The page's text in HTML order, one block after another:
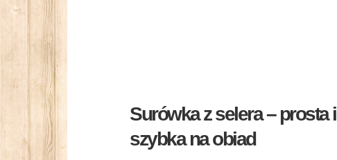
Surówka z selera – prosta i
szybka na obiad